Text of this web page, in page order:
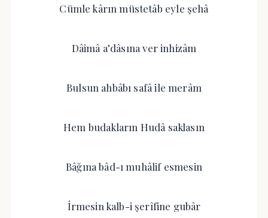
Cümle kârın müstetâb eyle şehâ
Dâimâ a’dâsına ver inhizâm
Bulsun ahbâbı safâ ile merâm
Hem budakların Hudâ saklasın
Bâğına bâd-ı muhâlif esmesin
İrmesin kalb-i şerîfine gubâr